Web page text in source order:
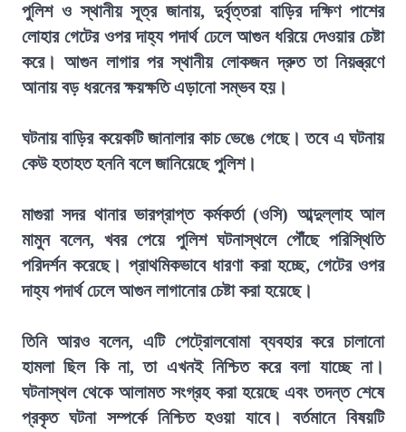
পুলিশ ও স্থানীয় সূত্র জানায়, দুর্বৃত্তরা বাড়ির দক্ষিণ পাশের
লোহার গেটের ওপর দাহ্য পদার্থ ঢেলে আগুন ধরিয়ে দেওয়ার চেষ্টা
করে। আগুন লাগার পর স্থানীয় লোকজন দ্রুত তা নিয়ন্ত্রণে
আনায় বড় ধরনের ক্ষয়ক্ষতি এড়ানো সম্ভব হয়।
ঘটনায় বাড়ির কয়েকটি জানালার কাচ ভেঙে গেছে। তবে এ ঘটনায়
কেউ হতাহত হননি বলে জানিয়েছে পুলিশ।
মাগুরা সদর থানার ভারপ্রাপ্ত কর্মকর্তা (ওসি) আব্দুল্লাহ আল
মামুন বলেন, খবর পেয়ে পুলিশ ঘটনাস্থলে পৌঁছে পরিস্থিতি
পরিদর্শন করেছে। প্রাথমিকভাবে ধারণা করা হচ্ছে, গেটের ওপর
দাহ্য পদার্থ ঢেলে আগুন লাগানোর চেষ্টা করা হয়েছে।
তিনি আরও বলেন, এটি পেট্রোলবোমা ব্যবহার করে চালানো
হামলা ছিল কি না, তা এখনই নিশ্চিত করে বলা যাচ্ছে না।
ঘটনাস্থল থেকে আলামত সংগ্রহ করা হয়েছে এবং তদন্ত শেষে
প্রকৃত ঘটনা সম্পর্কে নিশ্চিত হওয়া যাবে। বর্তমানে বিষয়টি